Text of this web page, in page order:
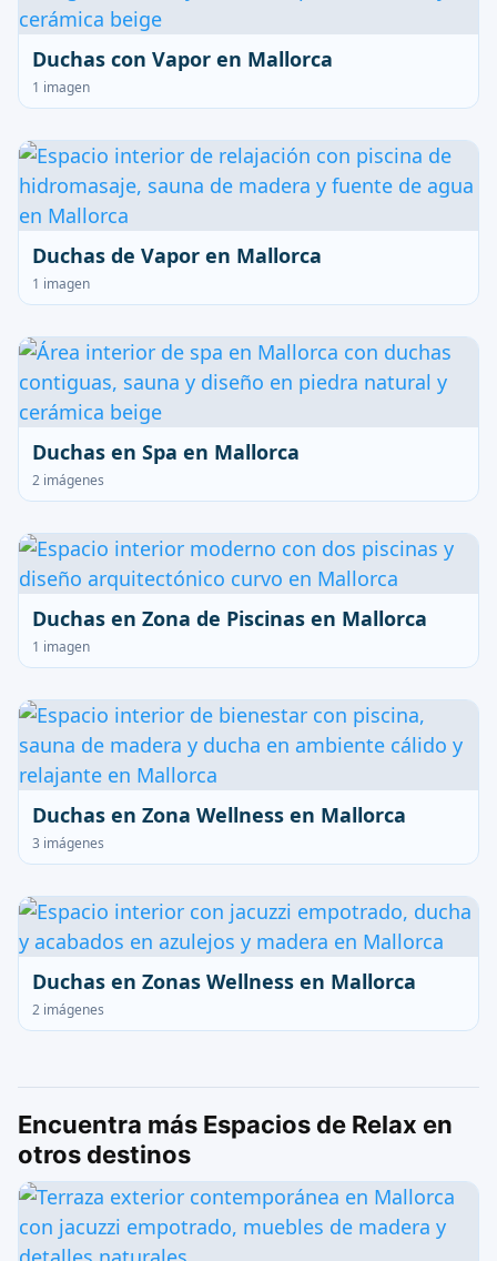
Duchas con Vapor en Mallorca
1 imagen
Duchas de Vapor en Mallorca
1 imagen
Duchas en Spa en Mallorca
2 imágenes
Duchas en Zona de Piscinas en Mallorca
1 imagen
Duchas en Zona Wellness en Mallorca
3 imágenes
Duchas en Zonas Wellness en Mallorca
2 imágenes
Encuentra más Espacios de Relax en
otros destinos